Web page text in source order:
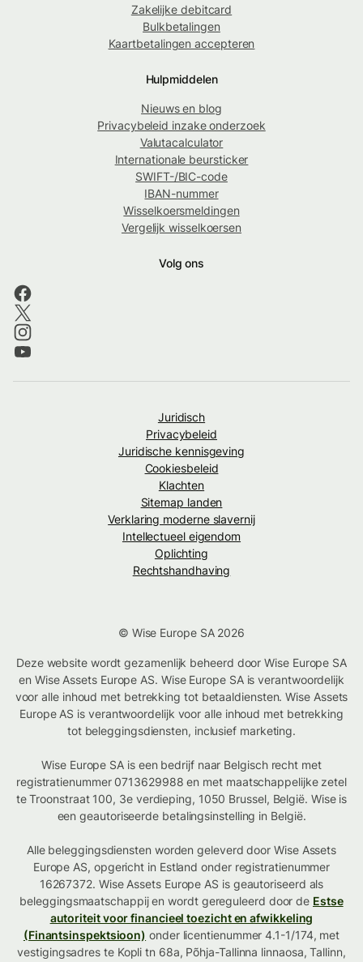
Zakelijke debitcard
Bulkbetalingen
Kaartbetalingen accepteren
Hulpmiddelen
Nieuws en blog
Privacybeleid inzake onderzoek
Valutacalculator
Internationale beursticker
SWIFT-/BIC-code
IBAN-nummer
Wisselkoersmeldingen
Vergelijk wisselkoersen
Volg ons
Juridisch
Privacybeleid
Juridische kennisgeving
Cookiesbeleid
Klachten
Sitemap landen
Verklaring moderne slavernij
Intellectueel eigendom
Oplichting
Rechtshandhaving
© Wise Europe SA 2026
Deze website wordt gezamenlijk beheerd door Wise Europe SA
en Wise Assets Europe AS. Wise Europe SA is verantwoordelijk
voor alle inhoud met betrekking tot betaaldiensten. Wise Assets
Europe AS is verantwoordelijk voor alle inhoud met betrekking
tot beleggingsdiensten, inclusief marketing.
Wise Europe SA is een bedrijf naar Belgisch recht met
registratienummer 0713629988 en met maatschappelijke zetel
te Troonstraat 100, 3e verdieping, 1050 Brussel, België. Wise is
een geautoriseerde betalingsinstelling in België.
Alle beleggingsdiensten worden geleverd door Wise Assets
Europe AS, opgericht in Estland onder registratienummer
16267372. Wise Assets Europe AS is geautoriseerd als
beleggingsmaatschappij en wordt gereguleerd door de Estse
autoriteit voor financieel toezicht en afwikkeling
(Finantsinspektsioon) onder licentienummer 4.1-1/174, met
vestigingsadres te Kopli tn 68a, Põhja-Tallinna linnaosa, Tallinn,